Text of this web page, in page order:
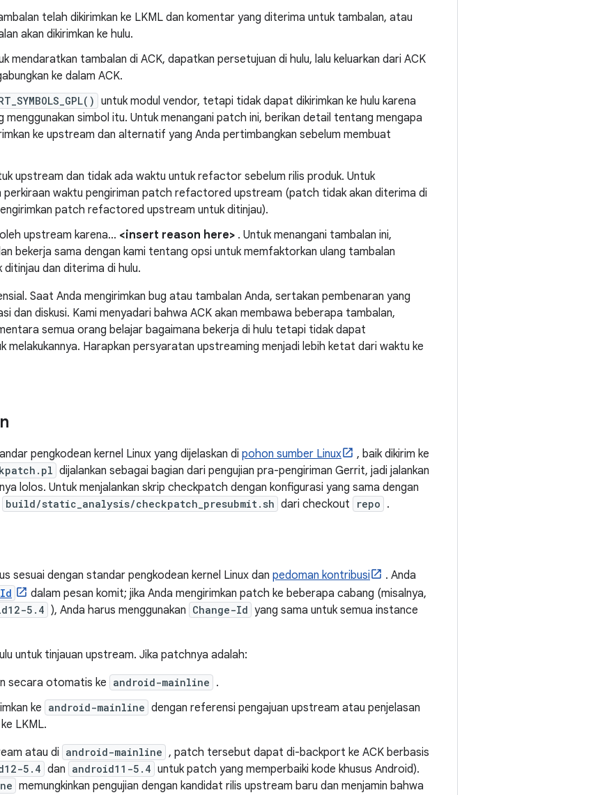
telah dikirimkan ke LKML dan komentar yang diterima untuk tambalan, atau
akan dikirimkan ke hulu.
mendaratkan tambalan di ACK, dapatkan persetujuan di hulu, lalu keluarkan dari ACK
ke dalam ACK.
untuk modul vendor, tetapi tidak dapat dikirimkan ke hulu karena
simbol itu. Untuk menangani patch ini, berikan detail tentang mengapa
ke upstream dan alternatif yang Anda pertimbangkan sebelum membuat
upstream dan tidak ada waktu untuk refactor sebelum rilis produk. Untuk
perkiraan waktu pengiriman patch refactored upstream (patch tidak akan diterima di
patch refactored upstream untuk ditinjau).
upstream karena... <insert reason here> . Untuk menangani tambalan ini,
bekerja sama dengan kami tentang opsi untuk memfaktorkan ulang tambalan
dan diterima di hulu.
Saat Anda mengirimkan bug atau tambalan Anda, sertakan pembenaran yang
dan diskusi. Kami menyadari bahwa ACK akan membawa beberapa tambalan,
semua orang belajar bagaimana bekerja di hulu tetapi tidak dapat
melakukannya. Harapkan persyaratan upstreaming menjadi lebih ketat dari waktu ke
pengkodean kernel Linux yang dijelaskan di pohon sumber Linux
, baik dikirim ke
dijalankan sebagai bagian dari pengujian pra-pengiriman Gerrit, jadi jalankan
lolos. Untuk menjalankan skrip checkpatch dengan konfigurasi yang sama dengan
build/static_analysis/checkpatch_presubmit.sh dari checkout repo .
sesuai dengan standar pengkodean kernel Linux dan pedoman kontribusi
. Anda
dalam pesan komit; jika Anda mengirimkan patch ke beberapa cabang (misalnya,
5.4 ), Anda harus menggunakan Change-Id yang sama untuk semua instance
untuk tinjauan upstream. Jika patchnya adalah:
secara otomatis ke android-mainline .
ke android-mainline dengan referensi pengajuan upstream atau penjelasan
LKML.
atau di android-mainline , patch tersebut dapat di-backport ke ACK berbasis
5.4 dan android11-5.4 untuk patch yang memperbaiki kode khusus Android).
memungkinkan pengujian dengan kandidat rilis upstream baru dan menjamin bahwa